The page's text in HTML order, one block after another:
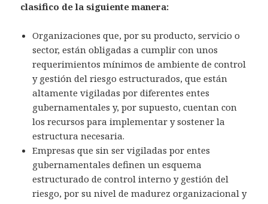
clasifico de la siguiente manera:
Organizaciones que, por su producto, servicio o
sector, están obligadas a cumplir con unos
requerimientos mínimos de ambiente de control
y gestión del riesgo estructurados, que están
altamente vigiladas por diferentes entes
gubernamentales y, por supuesto, cuentan con
los recursos para implementar y sostener la
estructura necesaria.
Empresas que sin ser vigiladas por entes
gubernamentales definen un esquema
estructurado de control interno y gestión del
riesgo, por su nivel de madurez organizacional y